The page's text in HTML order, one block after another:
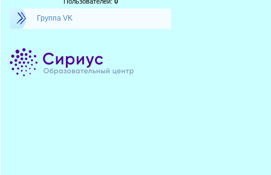
Группа VK